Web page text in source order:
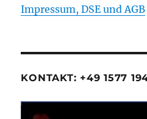
Impressum, DSE und AGB
KONTAKT: +49 1577